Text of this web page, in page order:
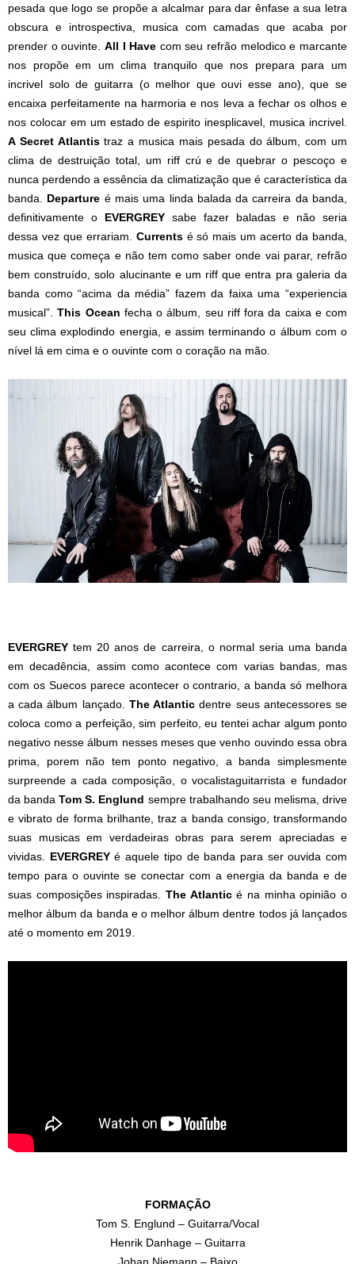
pesada que logo se propõe a alcalmar para dar ênfase a sua letra
obscura e introspectiva, musica com camadas que acaba por
prender o ouvinte. All I Have com seu refrão melodico e marcante
nos propõe em um clima tranquilo que nos prepara para um
incrivel solo de guitarra (o melhor que ouvi esse ano), que se
encaixa perfeitamente na harmoria e nos leva a fechar os olhos e
nos colocar em um estado de espirito inesplicavel, musica incrivel.
A Secret Atlantistraz a musica mais pesada do álbum, com um
clima de destruição total, um riff crú e de quebrar o pescoço e
nunca perdendo a essência da climatização que é característica da
banda. Departure é mais uma linda balada da carreira da banda,
definitivamente o EVERGREY sabe fazer baladas e não seria
dessa vez que errariam. Currents é só mais um acerto da banda,
musica que começa e não tem como saber onde vai parar, refrão
bem construído, solo alucinante e um riff que entra pra galeria da
banda como “acima da média” fazem da faixa uma “experiencia
musical”.This Ocean fecha o álbum, seu riff fora da caixa e com
seu clima explodindo energia, e assim terminando o álbum com o
nível lá em cima e o ouvinte com o coração na mão.
EVERGREYtem 20 anos de carreira, o normal seria uma banda
em decadência, assim como acontece com varias bandas, mas
com os Suecos parece acontecer o contrario, a banda só melhora
a cada álbum lançado. The Atlanticdentre seus antecessores se
coloca como a perfeição, sim perfeito, eu tentei achar algum ponto
negativo nesse álbum nesses meses que venho ouvindo essa obra
prima, porem não tem ponto negativo, a banda simplesmente
surpreende a cada composição, o vocalistaguitarrista e fundador
da bandaTom S. Englund sempre trabalhando seu melisma, drive
e vibrato de forma brilhante, traz a banda consigo, transformando
suas musicas em verdadeiras obras para serem apreciadas e
vividas. EVERGREYé aquele tipo de banda para ser ouvida com
tempo para o ouvinte se conectar com a energia da banda e de
suas composições inspiradas. The Atlanticé na minha opinião o
melhor álbum da banda e o melhor álbum dentre todos já lançados
até o momento em 2019.
FORMAÇÃO
Tom S. Englund – Guitarra/Vocal
Henrik Danhage – Guitarra